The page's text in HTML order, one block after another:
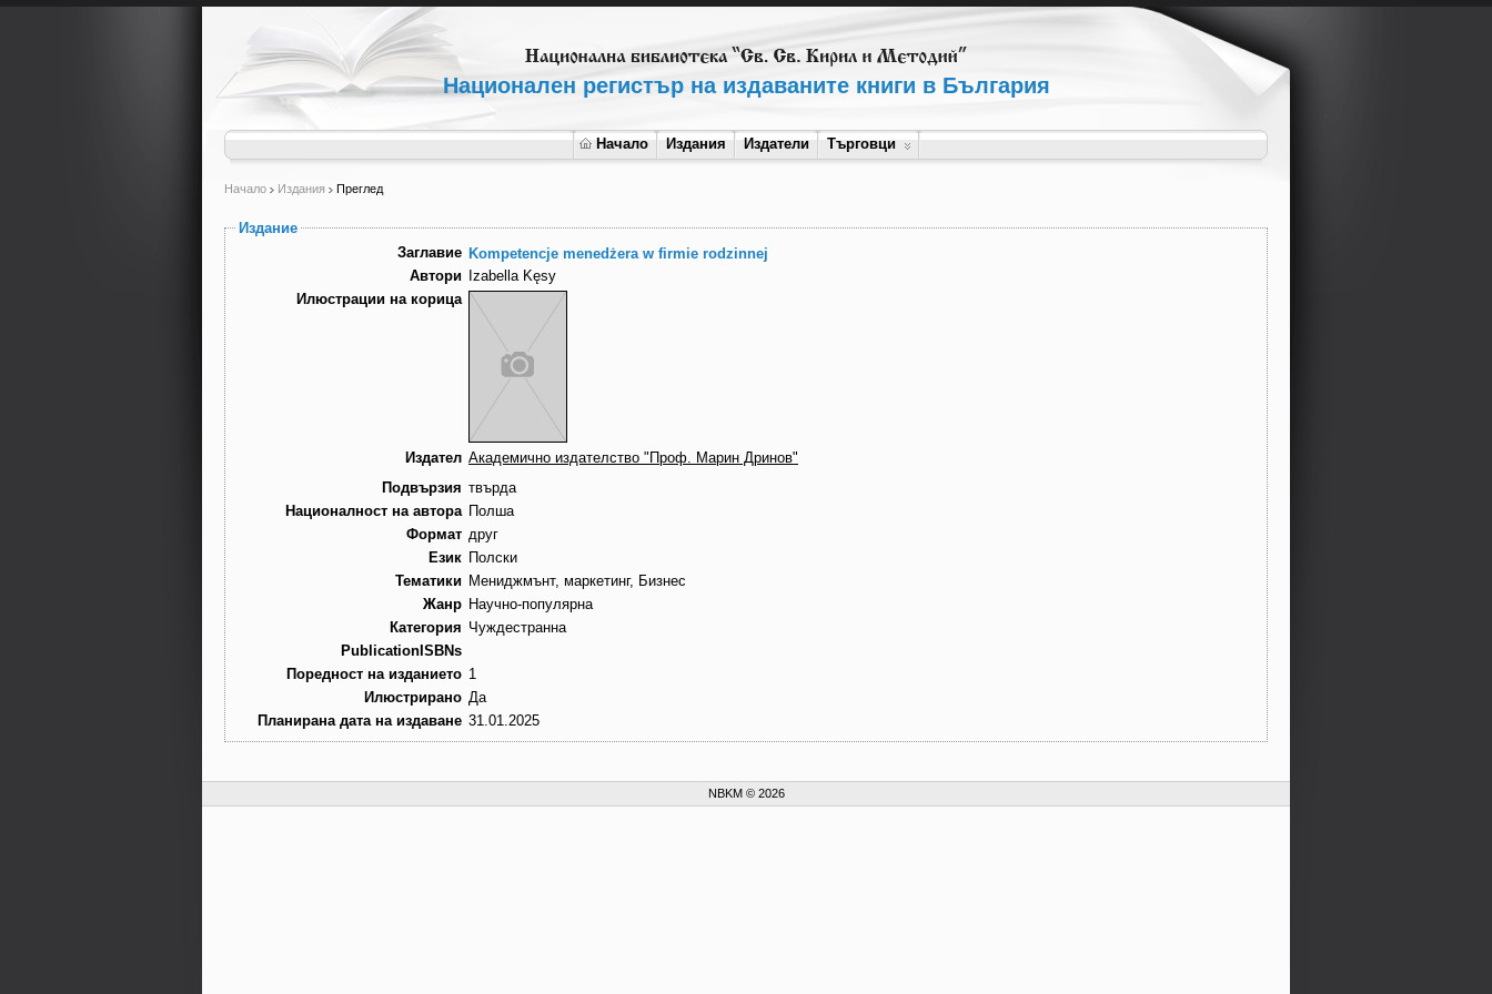
Национален регистър на издаваните книги в България
Начало Издания Издатели Търговци
Начало Издания Преглед
Издание
Заглавие Kompetencje menedżera w firmie rodzinnej
Автори
Izabella Kęsy
Илюстрации на корица
Издател Академично издателство "Проф. Марин Дринов"
Подвързия твърда
Националност на автора Полша
Формат друг
Език Полски
Тематики Мениджмънт, маркетинг, Бизнес
Жанр Научно-популярна
Категория Чуждестранна
PublicationISBNs
Поредност на изданието 1
Илюстрирано Да
Планирана дата на издаване 31.01.2025
NBKM © 2026